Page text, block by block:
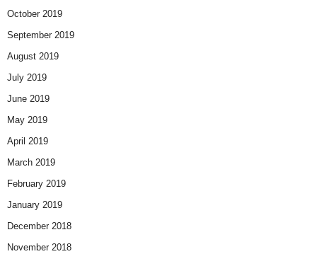
October 2019
September 2019
August 2019
July 2019
June 2019
May 2019
April 2019
March 2019
February 2019
January 2019
December 2018
November 2018